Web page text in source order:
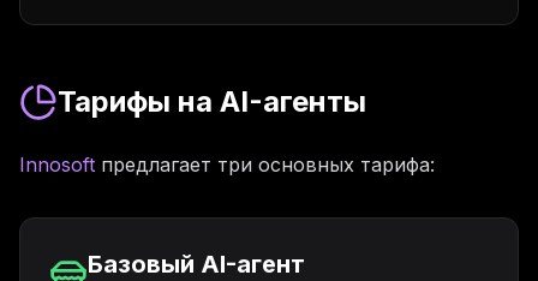
Тарифы на AI-агенты
Innosoft предлагает три основных тарифа:
Базовый AI-агент